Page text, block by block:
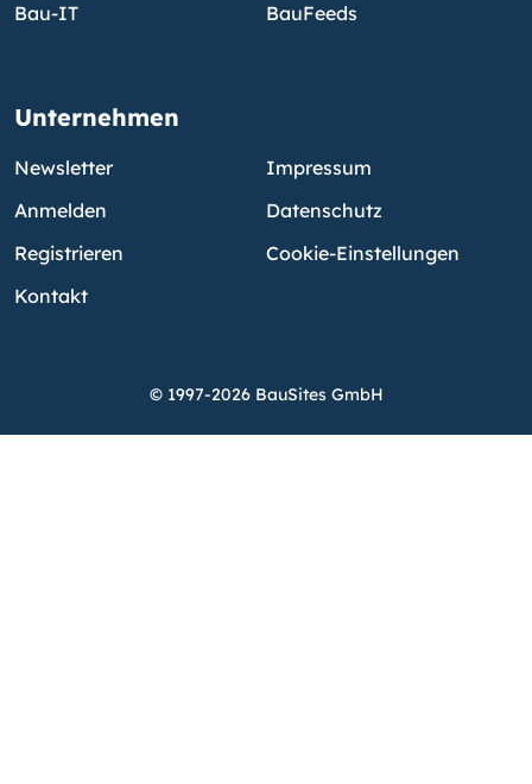
Bau-IT
BauFeeds
Unternehmen
Newsletter
Anmelden
Registrieren
Kontakt
Impressum
Datenschutz
Cookie-Einstellungen
© 1997-2026 BauSites GmbH